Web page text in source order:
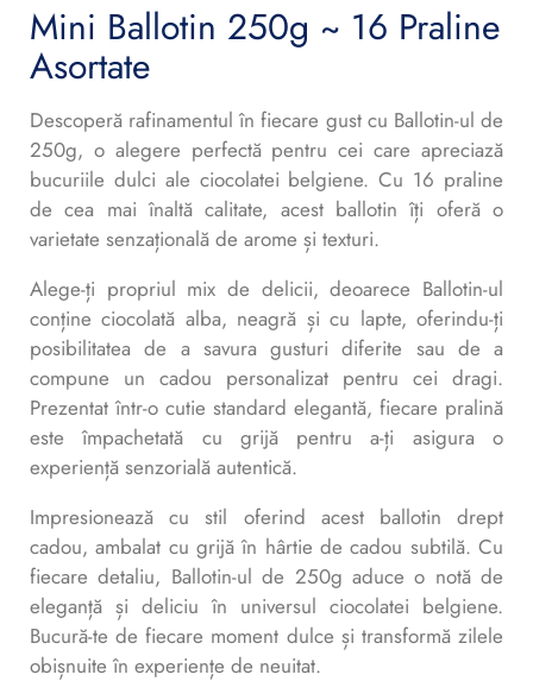
Mini Ballotin 250g ~ 16 Praline
Asortate
Descoperă rafinamentul în fiecare gust cu Ballotin-ul de
250g, o alegere perfectă pentru cei care apreciază
bucuriile dulci ale ciocolatei belgiene. Cu 16 praline
de cea mai înaltă calitate, acest ballotin îți oferă o
varietate senzațională de arome și texturi.
Alege-ți propriul mix de delicii, deoarece Ballotin-ul
conține ciocolată alba, neagră și cu lapte, oferindu-ți
posibilitatea de a savura gusturi diferite sau de a
compune un cadou personalizat pentru cei dragi.
Prezentat într-o cutie standard elegantă, fiecare pralină
este împachetată cu grijă pentru a-ți asigura o
experiență senzorială autentică.
Impresionează cu stil oferind acest ballotin drept
cadou, ambalat cu grijă în hârtie de cadou subtilă. Cu
fiecare detaliu, Ballotin-ul de 250g aduce o notă de
eleganță și deliciu în universul ciocolatei belgiene.
Bucură-te de fiecare moment dulce și transformă zilele
obișnuite în experiențe de neuitat.